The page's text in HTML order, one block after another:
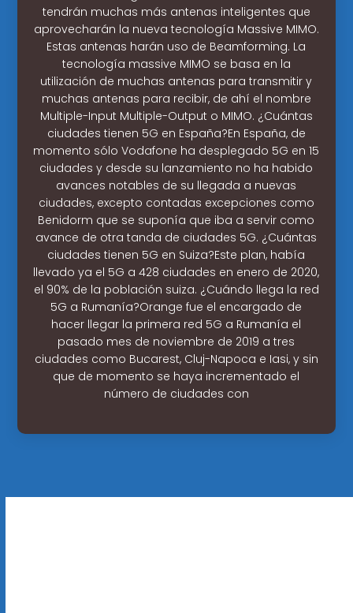
tendrán muchas más antenas inteligentes que
aprovecharán la nueva tecnología Massive MIMO.
Estas antenas harán uso de Beamforming. La
tecnología massive MIMO se basa en la
utilización de muchas antenas para transmitir y
muchas antenas para recibir, de ahí el nombre
Multiple-Input Multiple-Output o MIMO. ¿Cuántas
ciudades tienen 5G en España?En España, de
momento sólo Vodafone ha desplegado 5G en 15
ciudades y desde su lanzamiento no ha habido
avances notables de su llegada a nuevas
ciudades, excepto contadas excepciones como
Benidorm que se suponía que iba a servir como
avance de otra tanda de ciudades 5G. ¿Cuántas
ciudades tienen 5G en Suiza?Este plan, había
llevado ya el 5G a 428 ciudades en enero de 2020,
el 90% de la población suiza. ¿Cuándo llega la red
5G a Rumanía?Orange fue el encargado de
hacer llegar la primera red 5G a Rumanía el
pasado mes de noviembre de 2019 a tres
ciudades como Bucarest, Cluj-Napoca e Iasi, y sin
que de momento se haya incrementado el
número de ciudades con